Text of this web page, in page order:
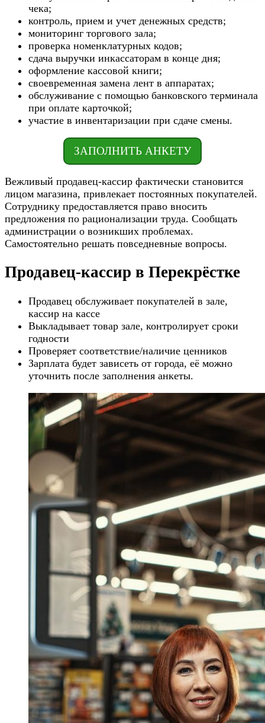
чека;
контроль, прием и учет денежных средств;
мониторинг торгового зала;
проверка номенклатурных кодов;
сдача выручки инкассаторам в конце дня;
оформление кассовой книги;
своевременная замена лент в аппаратах;
обслуживание с помощью банковского терминала
при оплате карточкой;
участие в инвентаризации при сдаче смены.
ЗАПОЛНИТЬ АНКЕТУ
Вежливый продавец-кассир фактически становится
лицом магазина, привлекает постоянных покупателей.
Сотруднику предоставляется право вносить
предложения по рационализации труда. Сообщать
администрации о возникших проблемах.
Самостоятельно решать повседневные вопросы.
Продавец-кассир в Перекрёстке
Продавец обслуживает покупателей в зале,
кассир на кассе
Выкладывает товар зале, контролирует сроки
годности
Проверяет соответствие/наличие ценников
Зарплата будет зависеть от города, её можно
уточнить после заполнения анкеты.